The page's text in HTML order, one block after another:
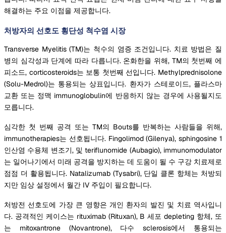
해결하는 주요 이점을 제공합니다.
처방자의 선호도 횡단성 척수염 시장
Transverse Myelitis (TM)는 척수의 염증 조건입니다. 치료 방법은 질
병의 심각성과 단계에 따라 다릅니다. 온화한을 위해, TM의 첫번째 에
피소드, corticosteroids는 보통 첫번째 선입니다. Methylprednisolone
(Solu-Medrol)는 통용되는 상표입니다. 환자가 스테로이드, 플라스마
교환 또는 정맥 immunoglobulin에 반응하지 않는 경우에 사용될지도
모릅니다.
심각한 첫 번째 공격 또는 TM의 Bouts를 반복하는 사람들을 위해,
immunotherapies는 선호됩니다. Fingolimod (Gilenya), sphingosine 1
인산염 수용체 변조기, 및 teriflunomide (Aubagio), immunomodulator
는 일어나기에서 미래 공격을 방지하는 데 도움이 될 수 구강 치료제로
점점 더 활용됩니다. Natalizumab (Tysabri), 단일 클론 항체는 처방되
지만 임상 설정에서 월간 IV 주입이 필요합니다.
처방전 선호도에 가장 큰 영향은 개인 환자의 발진 및 치료 역사입니
다. 공격적인 케이스는 rituximab (Rituxan), B 세포 depleting 항체, 또
는 mitoxantrone (Novantrone), 다수 sclerosis에서 통용되는